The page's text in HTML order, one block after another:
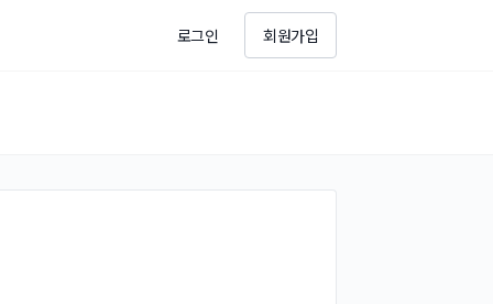
로그인 회원가입